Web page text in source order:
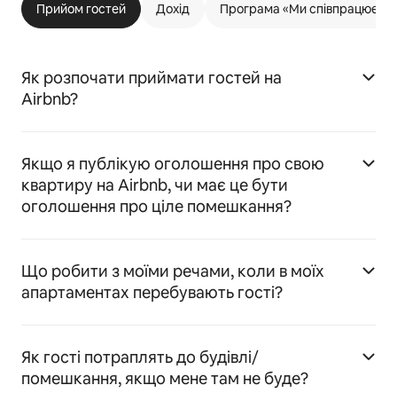
Прийом гостей Дохід Програма «Ми співпрацюємо
Як розпочати приймати гостей на
Airbnb?
Якщо я публікую оголошення про свою
квартиру на Airbnb, чи має це бути
оголошення про ціле помешкання?
Що робити з моїми речами, коли в моїх
апартаментах перебувають гості?
Як гості потраплять до будівлі/
помешкання, якщо мене там не буде?